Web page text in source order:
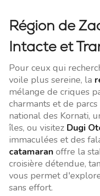
Région de
Intacte et
Pour ceux qui
voile plus sereine, la
mélange de criques
charmants et de
national des Kornati,
îles, ou visitez Dugi
immaculées et des
catamaranoffre la
croisière détendue,
vous permet
sans effort.